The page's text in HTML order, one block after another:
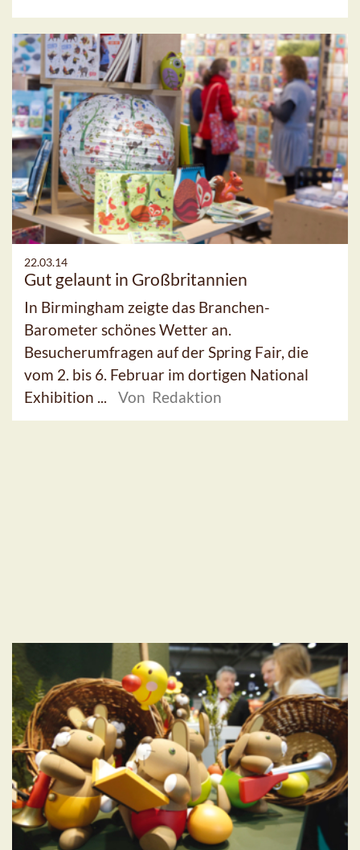
22.03.14
Gut gelaunt in Großbritannien
In Birmingham zeigte das Branchen-
Barometer schönes Wetter an.
Besucherumfragen auf der Spring Fair, die
vom 2. bis 6. Februar im dortigen National
Exhibition ...
Von Redaktion